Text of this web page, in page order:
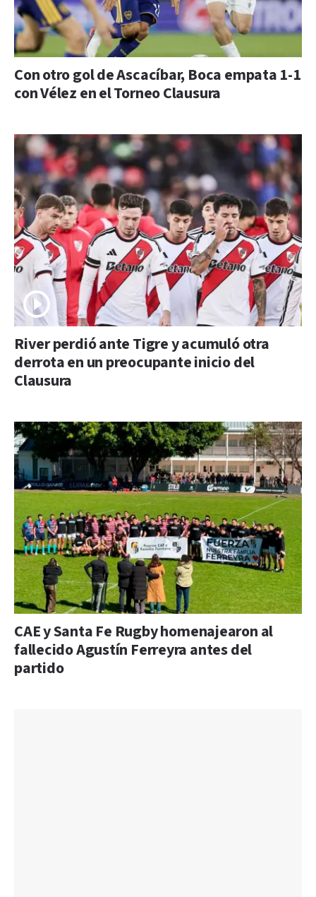
Con otro gol de Ascacíbar, Boca empata 1-1
con Vélez en el Torneo Clausura
River perdió ante Tigre y acumuló otra
derrota en un preocupante inicio del
Clausura
CAE y Santa Fe Rugby homenajearon al
fallecido Agustín Ferreyra antes del
partido